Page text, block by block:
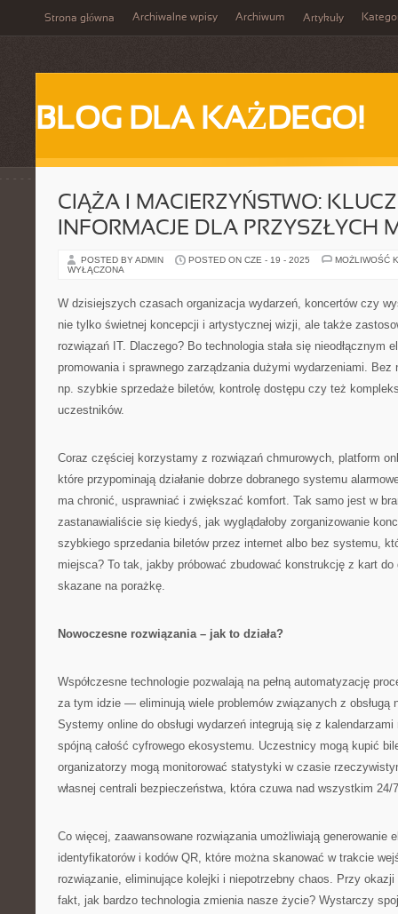
Strona główna Archiwalne wpisy Archiwum Artykuły
BLOG DLA KAŻDEGO!
CIĄŻA I MACIERZYŃSTWO:
INFORMACJE DLA PRZYSZŁYCH
POSTED BY ADMIN POSTED ON CZE - 19 - 2025
MOŻLIWOŚĆ
WYŁĄCZONA
W dzisiejszych czasach organizacja wydarzeń, koncertów czy
nie tylko świetnej koncepcji i artystycznej wizji, ale także
rozwiązań IT. Dlaczego? Bo technologia stała się nieodłącznym
promowania i sprawnego zarządzania dużymi wydarzeniami. Bez
np. szybkie sprzedaże biletów, kontrolę dostępu czy też
uczestników.
Coraz częściej korzystamy z rozwiązań chmurowych, platform
które przypominają działanie dobrze dobranego systemu
ma chronić, usprawniać i zwiększać komfort. Tak samo jest w
zastanawialiście się kiedyś, jak wyglądałoby zorganizowanie
szybkiego sprzedania biletów przez internet albo bez systemu,
miejsca? To tak, jakby próbować zbudować konstrukcję z kart
skazane na porażkę.
Nowoczesne rozwiązania – jak to działa?
Współczesne technologie pozwalają na pełną automatyzację
za tym idzie — eliminują wiele problemów związanych z obsługą
Systemy online do obsługi wydarzeń integrują się z
spójną całość cyfrowego ekosystemu. Uczestnicy mogą kupić
organizatorzy mogą monitorować statystyki w czasie
własnej centrali bezpieczeństwa, która czuwa nad wszystkim 24/
Co więcej, zaawansowane rozwiązania umożliwiają generowanie
identyfikatorów i kodów QR, które można skanować w trakcie
rozwiązanie, eliminujące kolejki i niepotrzebny chaos. Przy
fakt, jak bardzo technologia zmienia nasze życie? Wystarczy